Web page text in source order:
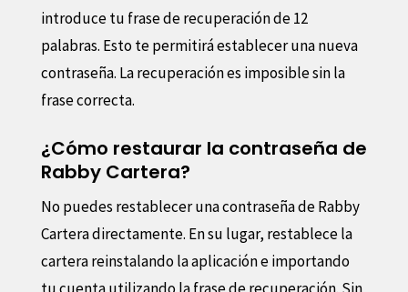
introduce tu frase de recuperación de 12
palabras. Esto te permitirá establecer una nueva
contraseña. La recuperación es imposible sin la
frase correcta.
¿Cómo restaurar la contraseña de
Rabby Cartera?
No puedes restablecer una contraseña de Rabby
Cartera directamente. En su lugar, restablece la
cartera reinstalando la aplicación e importando